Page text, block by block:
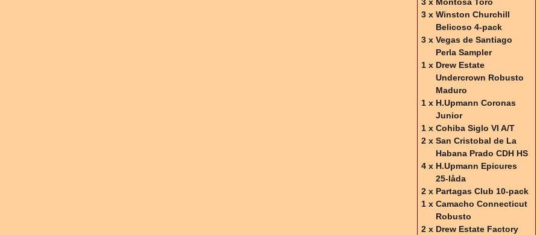
3 x Winston Churchill
Belicoso 4-pack
3 x Vegas de Santiago
Perla Sampler
1 x Drew Estate
Undercrown Robusto
Maduro
1 x H.Upmann Coronas
Junior
1 x Cohiba Siglo VI A/T
2 x San Cristobal de La
Habana Prado CDH HS
4 x H.Upmann Epicures
25-låda
2 x Partagas Club 10-pack
1 x Camacho Connecticut
Robusto
2 x Drew Estate Factory